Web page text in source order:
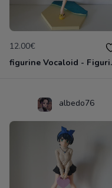
12.00€
figurine
albedo76